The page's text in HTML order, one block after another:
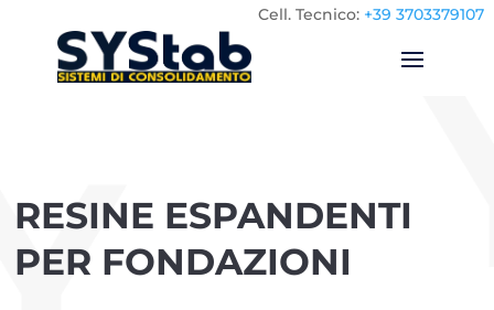
Cell. Tecnico: +39 3703379107
RESINE ESPANDENTI
PER FONDAZIONI